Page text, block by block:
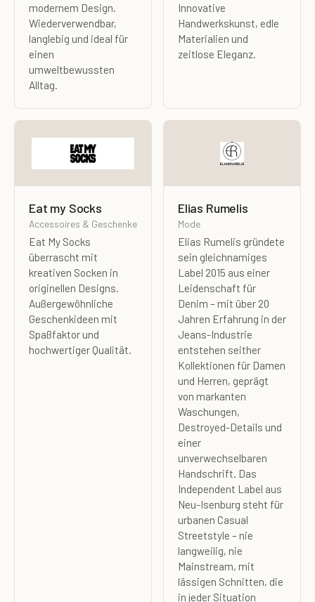
modernem Design.
Wiederverwendbar,
langlebig und ideal für
einen
umweltbewussten
Alltag.
Innovative
Handwerkskunst, edle
Materialien und
zeitlose Eleganz.
Eat my Socks
Accessoires & Geschenke
Eat My Socks
überrascht mit
kreativen Socken in
originellen Designs.
Außergewöhnliche
Geschenkideen mit
Spaßfaktor und
hochwertiger Qualität.
Elias Rumelis
Mode
Elias Rumelis gründete
sein gleichnamiges
Label 2015 aus einer
Leidenschaft für
Denim – mit über 20
Jahren Erfahrung in der
Jeans-Industrie
entstehen seither
Kollektionen für Damen
und Herren, geprägt
von markanten
Waschungen,
Destroyed-Details und
einer
unverwechselbaren
Handschrift. Das
Independent Label aus
Neu-Isenburg steht für
urbanen Casual
Streetstyle – nie
langweilig, nie
Mainstream, mit
lässigen Schnitten, die
in jeder Situation